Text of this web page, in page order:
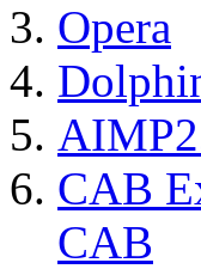
Opera
CAB
CAB